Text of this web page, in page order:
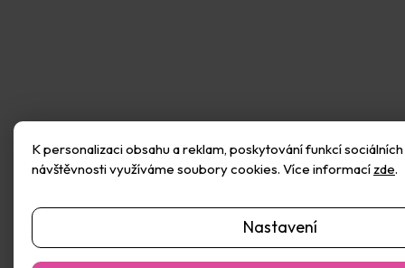
K personalizaci obsahu a reklam, poskytování funkcí
návštěvnosti využíváme soubory cookies. Více informací zde.
Nastavení